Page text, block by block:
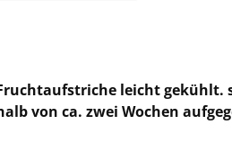
leicht
von ca. zwei Wochen